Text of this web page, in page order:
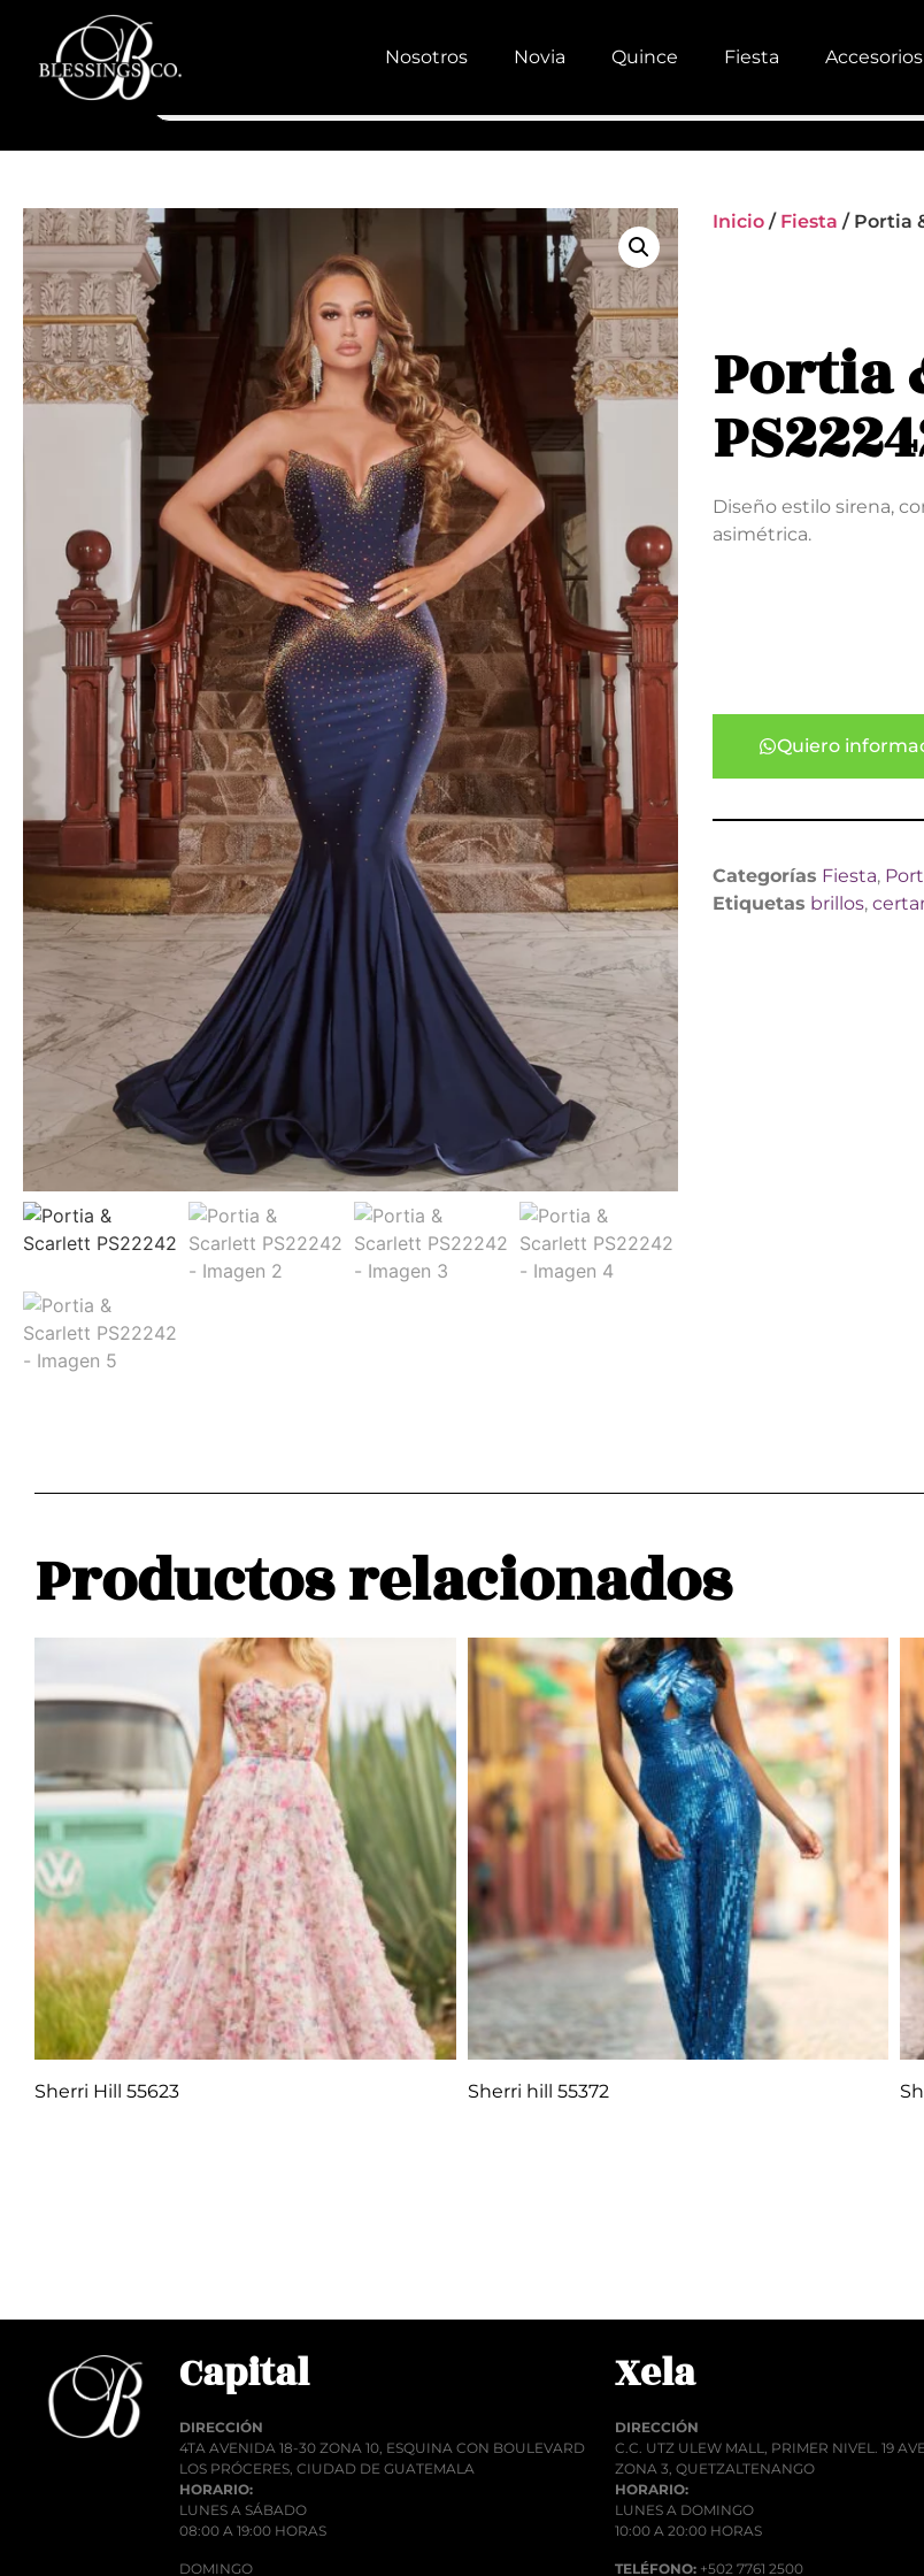
Nosotros Novia Quince Fiesta Accesorios
Inicio / Fiesta / Portia
Portia
Diseño estilo sirena,
asimétrica.
Quiero
Categorías Fiesta,
Etiquetas brillos,
Productos relacionados
Sherri Hill 55623 Sherri hill 55372
Capital
DIRECCIÓN
4TA AVENIDA 18-30 ZONA 10, ESQUINA CON BOULEVARD
LOS PRÓCERES, CIUDAD DE GUATEMALA
HORARIO:
LUNES A SÁBADO
08:00 A 19:00 HORAS
DOMINGO
Xela
DIRECCIÓN
C.C. UTZ ULEW MALL, PRIMER NIVEL. 19
ZONA 3, QUETZALTENANGO
HORARIO:
LUNES A DOMINGO
10:00 A 20:00 HORAS
TELÉFONO:+502 7761 2500